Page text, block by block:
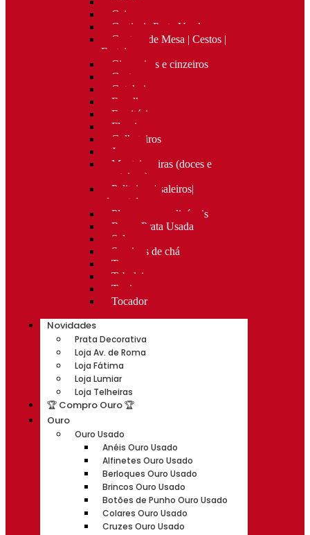
Caixas
Castiçais Prata Usada
Centros de Mesa | Cestos |
Fruteiras
Cigarreiras e cinzeiros
Costura
Cutelaria
Espelhos
Escritório
Floreiras
Galheteiros
Jarras
Manteigueiras (doces e
manteigas)
Paliteiros | saleiros|
pimenteiros
Placas personalizáveis
Rocas Prata Usada
Salvas
Serviços de chá
Taças
Tabuleiros
Terrinas
Tocador
Novidades
Prata Decorativa
Loja Av. de Roma
Loja Fátima
Loja Lumiar
Loja Telheiras
🏆 Compro Ouro 🏆
Ouro
Ouro Usado
Anéis Ouro Usado
Alfinetes Ouro Usado
Berloques Ouro Usado
Brincos Ouro Usado
Botões de Punho Ouro Usado
Colares Ouro Usado
Cruzes Ouro Usado